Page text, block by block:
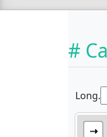
#
Long.
⇢